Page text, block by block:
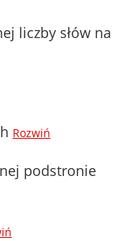
liczby słów na
Rozwiń
podstronie